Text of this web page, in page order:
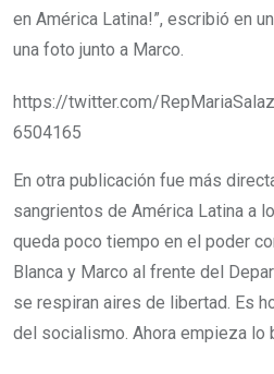
en América Latina!”, escribió en
una foto junto a Marco.
https://twitter.com/
6504165
En otra publicación fue más
sangrientos de América Latina a
queda poco tiempo en el poder
Blanca y Marco al frente del
se respiran aires de libertad. Es
del socialismo. Ahora empieza lo